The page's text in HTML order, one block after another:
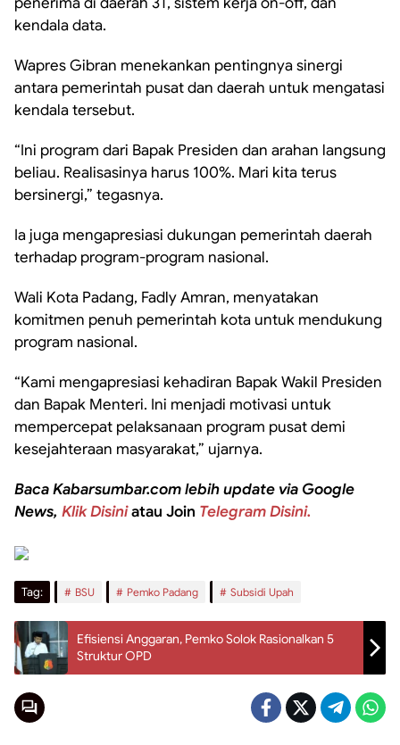
kendala data.
Wapres Gibran menekankan pentingnya sinergi
antara pemerintah pusat dan daerah untuk mengatasi
kendala tersebut.
“Ini program dari Bapak Presiden dan arahan langsung
beliau. Realisasinya harus 100%. Mari kita terus
bersinergi,” tegasnya.
Ia juga mengapresiasi dukungan pemerintah daerah
terhadap program-program nasional.
Wali Kota Padang, Fadly Amran, menyatakan
komitmen penuh pemerintah kota untuk mendukung
program nasional.
“Kami mengapresiasi kehadiran Bapak Wakil Presiden
dan Bapak Menteri. Ini menjadi motivasi untuk
mempercepat pelaksanaan program pusat demi
kesejahteraan masyarakat,” ujarnya.
Baca Kabarsumbar.com lebih update via Google
News, Klik Disiniatau Join Telegram Disini.
Tag: BSU Pemko Padang Subsidi Upah
Efisiensi Anggaran, Pemko Solok Rasionalkan 5
Struktur OPD